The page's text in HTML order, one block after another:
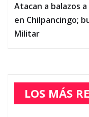
Atacan a balazos
en Chilpancingo;
Militar
LOS MÁS